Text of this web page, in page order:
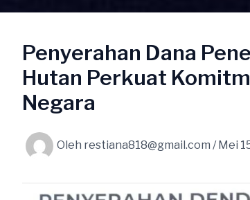
Penyerahan Dana
Hutan Perkuat
Negara
Oleh restiana818@gmail.com / Mei